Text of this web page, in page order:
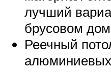
лучший
брусовом
Реечный